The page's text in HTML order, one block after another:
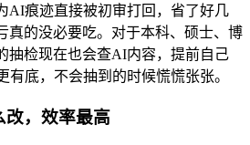
AI痕迹直接被初审打回，省了好几
真的没必要吃。对于本科、硕士、博
抽检现在也会查AI内容，提前自己
有底，不会抽到的时候慌慌张张。
，效率最高